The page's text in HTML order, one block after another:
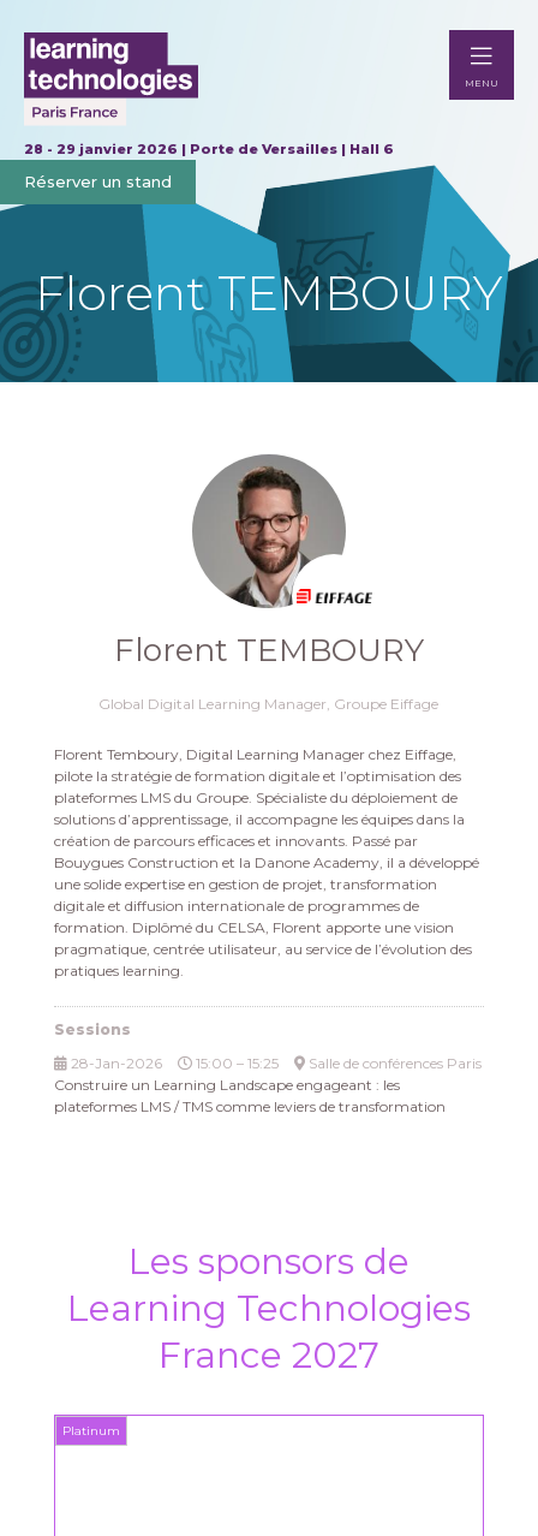
28 - 29 janvier 2026 | Porte de Versailles | Hall 6
Réserver un stand
MENU
Florent TEMBOURY
Florent TEMBOURY
Global Digital Learning Manager, Groupe Eiffage
Florent Temboury, Digital Learning Manager chez Eiffage,
pilote la stratégie de formation digitale et l’optimisation des
plateformes LMS du Groupe. Spécialiste du déploiement de
solutions d’apprentissage, il accompagne les équipes dans la
création de parcours efficaces et innovants. Passé par
Bouygues Construction et la Danone Academy, il a développé
une solide expertise en gestion de projet, transformation
digitale et diffusion internationale de programmes de
formation. Diplômé du CELSA, Florent apporte une vision
pragmatique, centrée utilisateur, au service de l’évolution des
pratiques learning.
Sessions
28-Jan-2026
15:00 – 15:25
Salle de conférences Paris
Construire un Learning Landscape engageant : les
plateformes LMS / TMS comme leviers de transformation
Les sponsors de
Learning Technologies
France 2027
Platinum